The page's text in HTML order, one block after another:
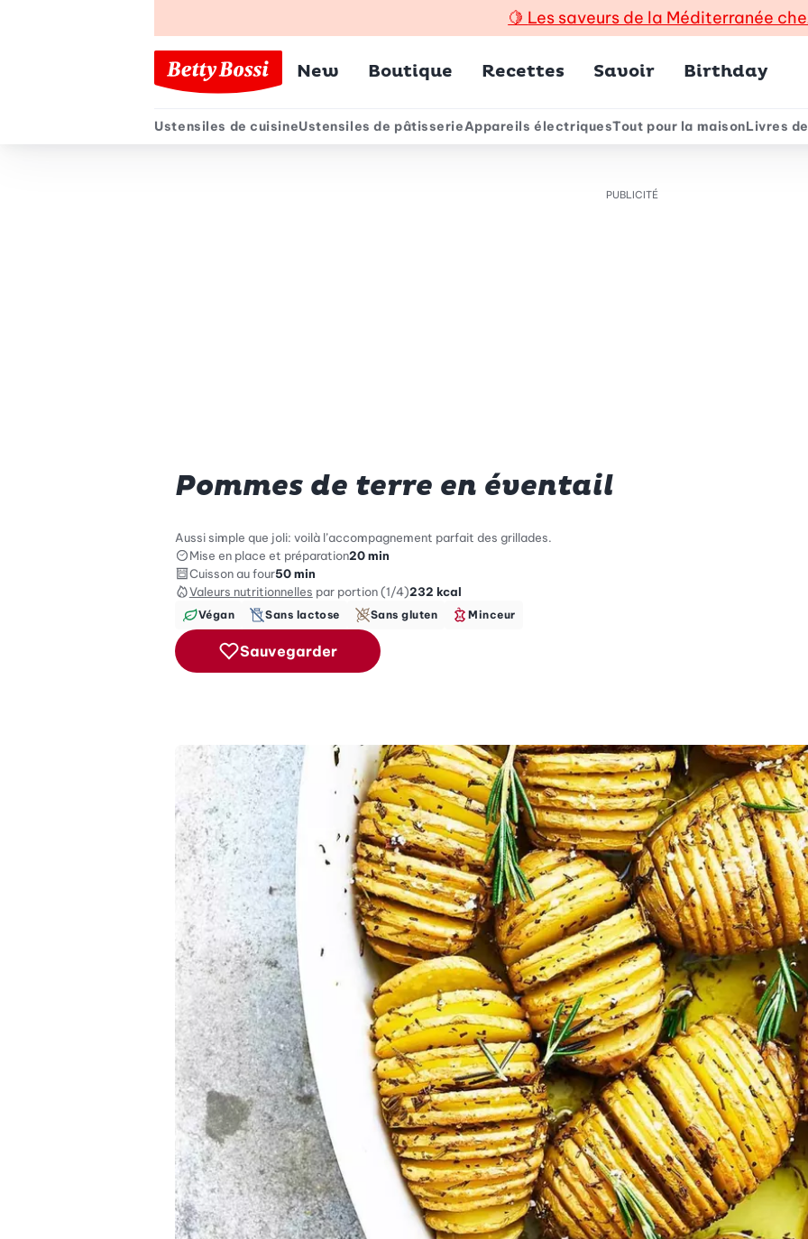
🍋 Les saveurs de la Méditerranée
Menu principal
New Boutique Recettes Savoir Birthday
Menu secondaire
Ustensiles de cuisineUstensiles de pâtisserieAppareils électriquesTout pour la maisonLivres
PUBLICITÉ
Pommes de terre en éventail
Aussi simple que joli: voilà l’accompagnement parfait des grillades.
Mise en place et préparation20 min
Cuisson au four50 min
Valeurs nutritionnelles par portion (1/4)232 kcal
Végan Sans lactose Sans gluten Minceur
Sauvegarder